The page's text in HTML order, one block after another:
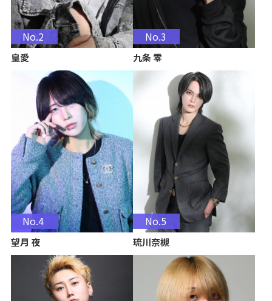
No.2
皇愛
No.3
九条 零
No.4
望月 夜
No.5
琉川奈槻